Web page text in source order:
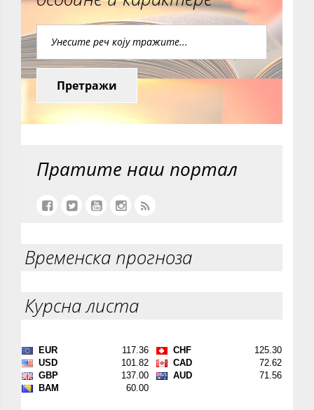
Претражи
Пратите наш портал
Временска прогноза
Курсна листа